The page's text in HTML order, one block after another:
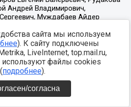
сайта мы используем
). К сайту подключены
LiveInternet, top.mail.ru,
файлы cookies
(подробнее).
согласна